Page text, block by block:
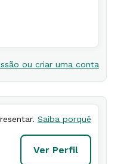
ou criar uma conta
Saiba porquê
Ver Perfil